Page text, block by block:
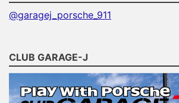
@garagej_porsche_911
CLUB GARAGE-J